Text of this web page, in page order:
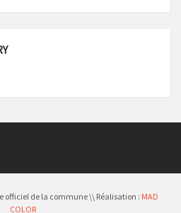
officiel de la commune \\ Réalisation : MAD
COLOR